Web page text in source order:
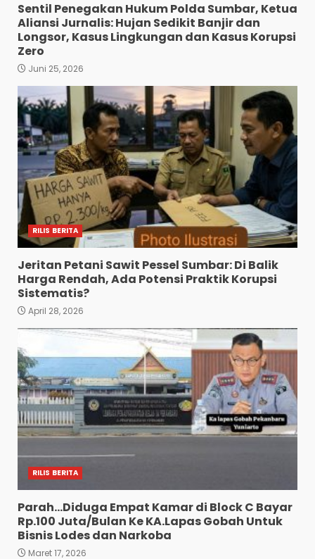
Sentil Penegakan Hukum Polda Sumbar, Ketua
Aliansi Jurnalis: Hujan Sedikit Banjir dan
Longsor, Kasus Lingkungan dan Kasus Korupsi
Zero
Juni 25, 2026
RILIS BERITA
Jeritan Petani Sawit Pessel Sumbar: Di Balik
Harga Rendah, Ada Potensi Praktik Korupsi
Sistematis?
April 28, 2026
RILIS BERITA
Parah…Diduga Empat Kamar di Block C Bayar
Rp.100 Juta/Bulan Ke KA.Lapas Gobah Untuk
Bisnis Lodes dan Narkoba
Maret 17, 2026